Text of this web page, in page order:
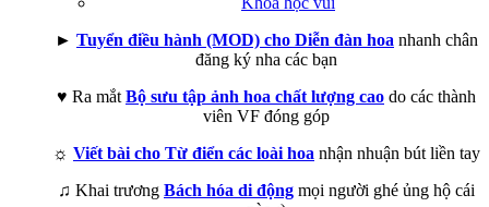
► Tuyển điều hành (MOD) cho Diễn đàn hoa nhanh chân
đăng ký nha các bạn
♥ Ra mắt Bộ sưu tập ảnh hoa chất lượng cao do các thành
viên VF đóng góp
☼ Viết bài cho Từ điển các loài hoa nhận nhuận bút liền tay
♫ Khai trương Bách hóa di động mọi người ghé ủng hộ cái